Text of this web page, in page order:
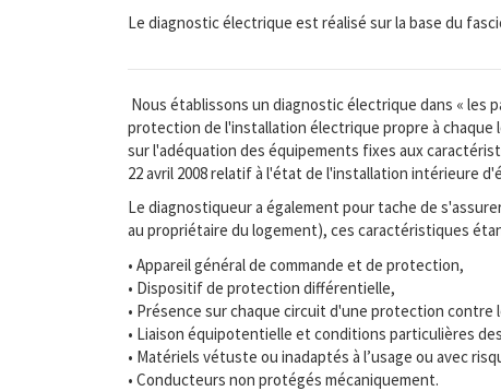
Le diagnostic électrique est réalisé sur la base du
Nous établissons un diagnostic électrique dans « les
protection de l'installation électrique propre à
sur l'adéquation des équipements fixes aux
22 avril 2008 relatif à l'état de l'installation intérieure
Le diagnostiqueur a également pour tache de
au propriétaire du logement), ces caractéristiques
• Appareil général de commande et de protection,
• Dispositif de protection différentielle,
• Présence sur chaque circuit d'une protection
• Liaison équipotentielle et conditions particulières
• Matériels vétuste ou inadaptés à l’usage ou avec
• Conducteurs non protégés mécaniquement.